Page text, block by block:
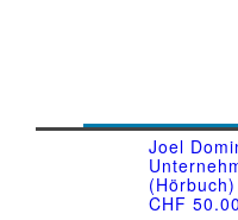
Joel
(Hörbuch)
CHF 50.00